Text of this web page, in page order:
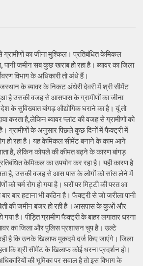
ग्रामीणों का जीना मुश्किल। प्रतिबंधित केमिकल
जमीन सब कुछ खराब हो रहा है। ब्यावर का जिला
विभाग के अधिकारी तो अंधे हैं।
के ब्यावर के निकट अंधेरी देवरी में श्री सीमेंट
है उसकी वजह से आसपास के ग्रामीणों का जीना
के सुविख्यात बांगड़ औद्योगिक घराने का है। यूं तो
करता है,लेकिन ब्यावर प्लांट की वजह से ग्रामीणों को
ग्रामीणों के अनुसार पिछले कुछ दिनों में फैक्ट्री में
हो रहा है। यह केमिकल सीमेंट बनाने के काम आने
है, लेकिन कोयले की कीमत बढ़ने के कारण बांगड़
केमिकल का उपयोग कर रहा है। यही कारण है
है, उसकी वजह से आस पास के लोगों को सांस लेने में
को चर्म रोग हो गया है। घरों पर मिट्टी की परत आ
बार हटाना भी कठिन है। फैक्ट्री से जो जरीला पानी
की जमीन बंजर हो रही है ।आसपास के कुओं और
गया है। पीड़ित ग्रामीण फैक्ट्री के बाहर लगातार धरना
का जिला और पुलिस प्रशासन चुप है। उल्टे
रही है कि उनके खिलाफ मुकदमे दर्ज किए जाएंगे। जिला
कि श्री सीमेंट के खिलाफ कोई धरना प्रदर्शन हो।
की भूमिका पर सवाल है तो इस विभाग के